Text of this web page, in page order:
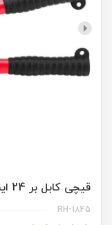
قیچی کابل بر 24 اینچ رونیکس مدل RH-1845
RH-1845